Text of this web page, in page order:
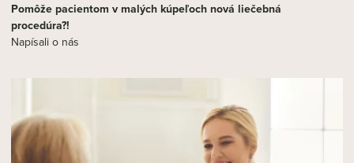
Pomôže pacientom v malých kúpeľoch nová liečebná
procedúra?!
Napísali o nás